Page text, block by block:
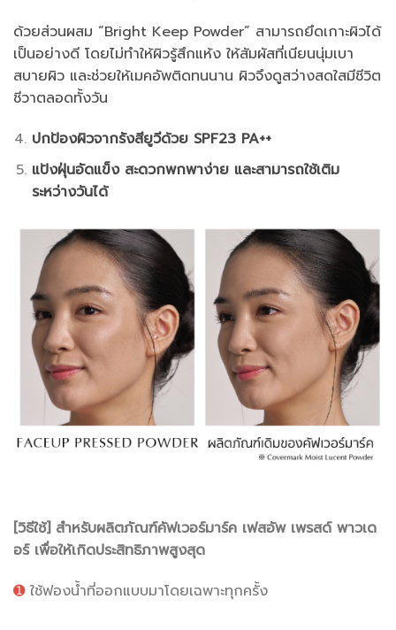
ด้วยส่วนผสม “Bright Keep Powder” สามารถยึดเกาะผิวได้
เป็นอย่างดี โดยไม่ทำให้ผิวรู้สึกแห้ง ให้สัมผัสที่เนียนนุ่มเบา
สบายผิว และช่วยให้เมคอัพติดทนนาน ผิวจึงดูสว่างสดใสมีชีวิต
ชีวาตลอดทั้งวัน
ปกป้องผิวจากรังสียูวีด้วย SPF23 PA++
แป้งฝุ่นอัดแข็ง สะดวกพกพาง่าย และสามารถใช้เติม
ระหว่างวันได้
[วิธีใช้] สำหรับผลิตภัณฑ์คัฟเวอร์มาร์ค เฟสอัพ เพรสด์ พาวเด
อร์ เพื่อให้เกิดประสิทธิภาพสูงสุด
➊ใช้ฟองน้ำที่ออกแบบมาโดยเฉพาะทุกครั้ง